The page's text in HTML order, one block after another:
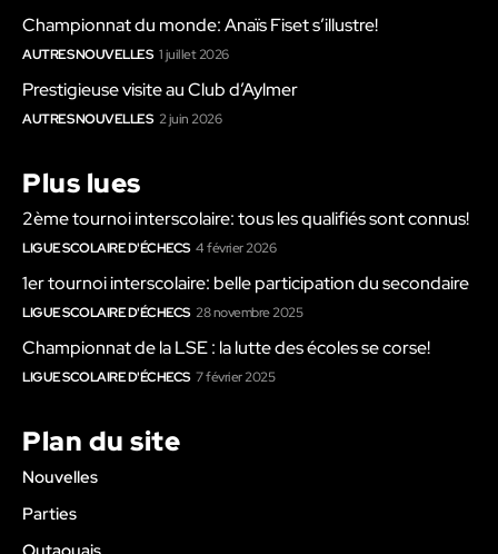
Championnat du monde: Anaïs Fiset s’illustre!
AUTRES NOUVELLES 1 juillet 2026
Prestigieuse visite au Club d’Aylmer
AUTRES NOUVELLES 2 juin 2026
Plus lues
2ème tournoi interscolaire: tous les qualifiés sont connus!
LIGUE SCOLAIRE D'ÉCHECS 4 février 2026
1er tournoi interscolaire: belle participation du secondaire
LIGUE SCOLAIRE D'ÉCHECS 28 novembre 2025
Championnat de la LSE : la lutte des écoles se corse!
LIGUE SCOLAIRE D'ÉCHECS 7 février 2025
Plan du site
Nouvelles
Parties